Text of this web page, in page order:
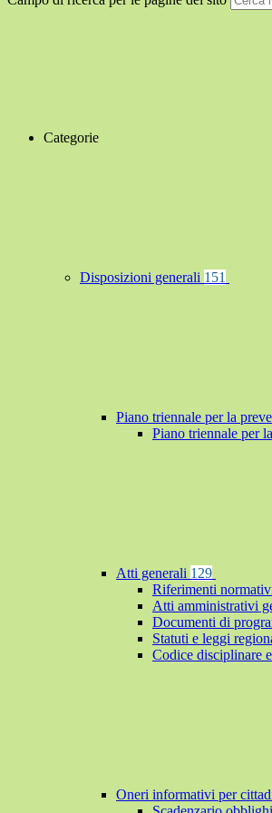
Categorie
Disposizioni generali 151
Piano triennale per la
Piano triennale per
Atti generali 129
Riferimenti
Atti amministrativi
Documenti di
Statuti e leggi
Codice disciplinare
Oneri informativi per